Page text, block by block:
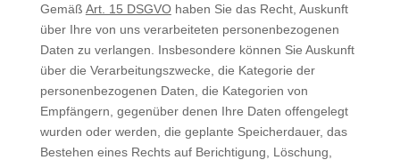
Gemäß Art. 15 DSGVOhaben Sie das Recht, Auskunft
über Ihre von uns verarbeiteten personenbezogenen
Daten zu verlangen. Insbesondere können Sie Auskunft
über die Verarbeitungszwecke, die Kategorie der
personenbezogenen Daten, die Kategorien von
Empfängern, gegenüber denen Ihre Daten offengelegt
wurden oder werden, die geplante Speicherdauer, das
Bestehen eines Rechts auf Berichtigung, Löschung,